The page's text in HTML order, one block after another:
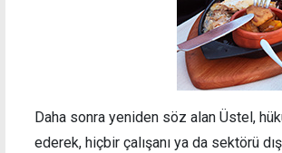
Daha sonra yeniden söz alan Üstel,
ederek, hiçbir çalışanı ya da sektörü